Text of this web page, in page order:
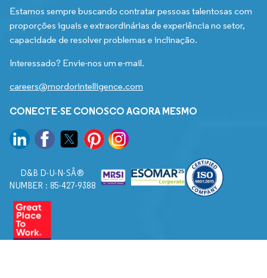
Estamos sempre buscando contratar pessoas talentosas com
proporções iguais e extraordinárias de experiência no setor,
capacidade de resolver problemas e inclinação.
Interessado? Envie-nos um e-mail.
careers@mordorintelligence.com
CONECTE-SE CONOSCO AGORA MESMO
D&B D-U-N-SÂ®
NUMBER : 85-427-9388